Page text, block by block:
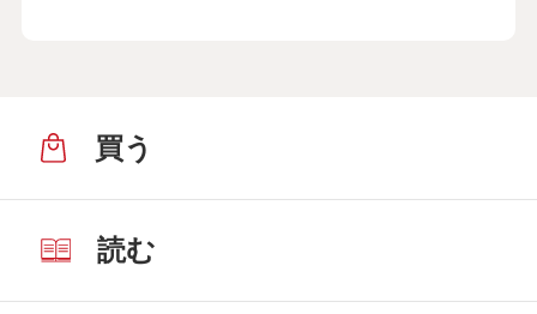
買う
読む